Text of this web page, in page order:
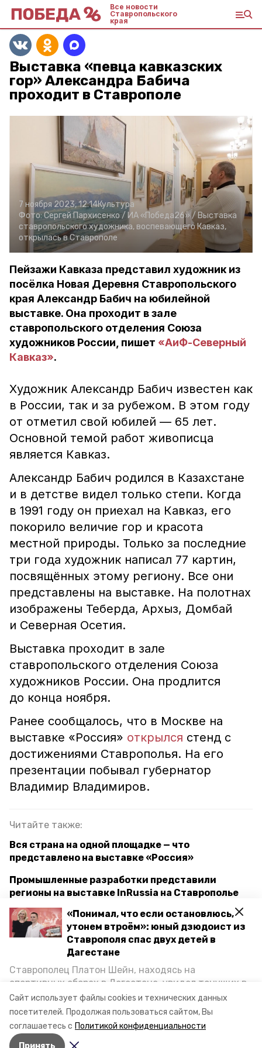
Сайт использует файлы cookies и технических данных
посетителей. Продолжая пользоваться сайтом, Вы
соглашаетесь с Политикой конфиденциальности
Принять
«Понимал, что если остановлюсь,
утонем втроём»: юный дзюдоист из
Ставрополя спас двух детей в
Дагестане
Ставрополец Платон Шейн, находясь на
спортивных сборах в Дегестане, увидел тонущих в
Каспийском море детей и бросился на помощь. По
возвращении домой, отважного мальчика
пригласили в министерство образования края и
наградили. Корреспондент «Победы26» пообщался
Все новости
Ставропольского
края
Выставка «певца кавказских
гор» Александра Бабича
проходит в Ставрополе
7 ноября 2023, 12:14Культура
Фото:Сергей Пархисенко / ИА «Победа26» / Выставка
ставропольского художника, воспевающего Кавказ,
открылась в Ставрополе
Пейзажи Кавказа представил художник из
посёлка Новая Деревня Ставропольского
края Александр Бабич на юбилейной
выставке. Она проходит в зале
ставропольского отделения Союза
художников России, пишет «АиФ-Северный
Кавказ».
Художник Александр Бабич известен как
в России, так и за рубежом. В этом году
от отметил свой юбилей — 65 лет.
Основной темой работ живописца
является Кавказ.
Александр Бабич родился в Казахстане
и в детстве видел только степи. Когда
в 1991 году он приехал на Кавказ, его
покорило величие гор и красота
местной природы. Только за последние
три года художник написал 77 картин,
посвящённых этому региону. Все они
представлены на выставке. На полотнах
изображены Теберда, Архыз, Домбай
и Северная Осетия.
Выставка проходит в зале
ставропольского отделения Союза
художников России. Она продлится
до конца ноября.
Ранее сообщалось, что в Москве на
выставке «Россия» открылся стенд с
достижениями Ставрополья. На его
презентации побывал губернатор
Владимир Владимиров.
Читайте также:
Вся страна на одной площадке — что
представлено на выставке «Россия»
Промышленные разработки представили
регионы на выставке InRussia на Ставрополье
Полпред президента в СКФО и губернатор
Ставрополья посетили фестиваль народных
культур
ставропольский край художник
Авторы: Евгения Перцева